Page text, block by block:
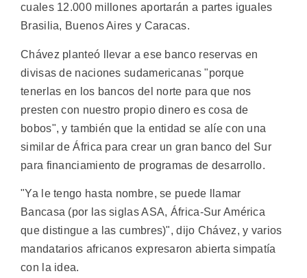
cuales 12.000 millones aportarán a partes iguales
Brasilia, Buenos Aires y Caracas.
Chávez planteó llevar a ese banco reservas en
divisas de naciones sudamericanas "porque
tenerlas en los bancos del norte para que nos
presten con nuestro propio dinero es cosa de
bobos", y también que la entidad se alíe con una
similar de África para crear un gran banco del Sur
para financiamiento de programas de desarrollo.
"Ya le tengo hasta nombre, se puede llamar
Bancasa (por las siglas ASA, África-Sur América
que distingue a las cumbres)", dijo Chávez, y varios
mandatarios africanos expresaron abierta simpatía
con la idea.